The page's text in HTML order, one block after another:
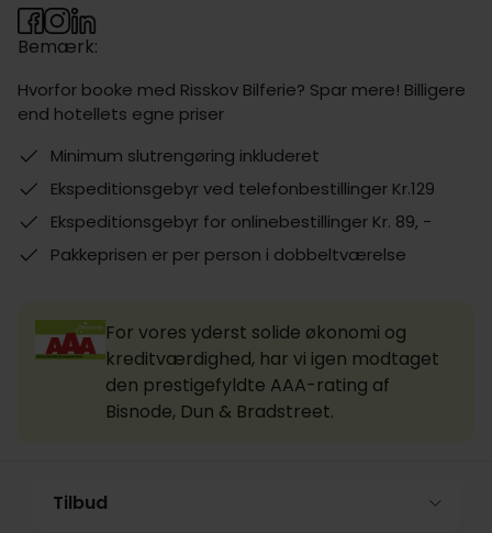
Bemærk:
Hvorfor booke med Risskov Bilferie? Spar mere! Billigere
end hotellets egne priser
Minimum slutrengøring inkluderet
Ekspeditionsgebyr ved telefonbestillinger Kr.129
Ekspeditionsgebyr for onlinebestillinger Kr. 89, -
Pakkeprisen er per person i dobbeltværelse
For vores yderst solide økonomi og
kreditværdighed, har vi igen modtaget
den prestigefyldte AAA-rating af
Bisnode, Dun & Bradstreet.
Tilbud